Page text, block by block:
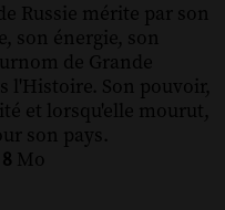
Russie mérite par son
son énergie, son
de Grande
l'Histoire. Son pouvoir,
et lorsqu'elle mourut,
son pays.
8 Mo